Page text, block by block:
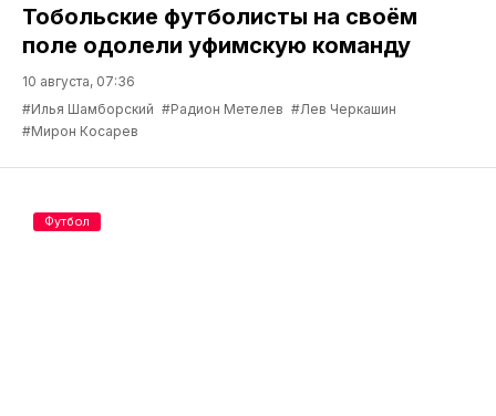
Тобольские футболисты на своём
поле одолели уфимскую команду
10 августа, 07:36
#Илья Шамборский #Радион Метелев #Лев Черкашин
#Мирон Косарев
Футбол